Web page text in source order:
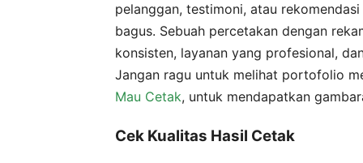
pelanggan, testimoni, atau
bagus. Sebuah percetakan dengan
konsisten, layanan yang profesional,
Jangan ragu untuk melihat portofolio
Mau Cetak, untuk mendapatkan
Cek Kualitas Hasil Cetak